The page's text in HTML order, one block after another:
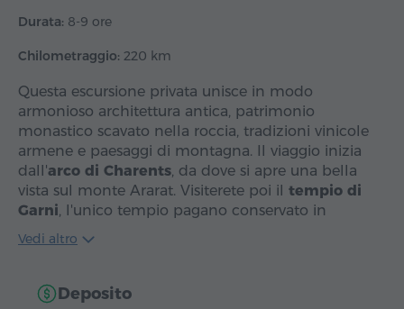
Durata: 8-9 ore
Chilometraggio: 220 km
Questa escursione privata unisce in modo
armonioso architettura antica, patrimonio
monastico scavato nella roccia, tradizioni vinicole
armene e paesaggi di montagna. Il viaggio inizia
dall'arco di Charents, da dove si apre una bella
vista sul monte Ararat. Visiterete poi il tempio di
Garni, l'unico tempio pagano conservato in
Armenia e…
Vedi altro
Deposito